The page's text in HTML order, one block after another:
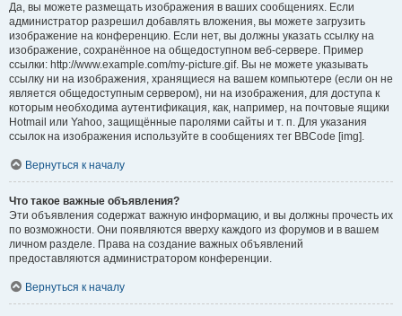
Да, вы можете размещать изображения в ваших сообщениях. Если
администратор разрешил добавлять вложения, вы можете загрузить
изображение на конференцию. Если нет, вы должны указать ссылку на
изображение, сохранённое на общедоступном веб-сервере. Пример
ссылки: http://www.example.com/my-picture.gif. Вы не можете указывать
ссылку ни на изображения, хранящиеся на вашем компьютере (если он не
является общедоступным сервером), ни на изображения, для доступа к
которым необходима аутентификация, как, например, на почтовые ящики
Hotmail или Yahoo, защищённые паролями сайты и т. п. Для указания
ссылок на изображения используйте в сообщениях тег BBCode [img].
Вернуться к началу
Что такое важные объявления?
Эти объявления содержат важную информацию, и вы должны прочесть их
по возможности. Они появляются вверху каждого из форумов и в вашем
личном разделе. Права на создание важных объявлений
предоставляются администратором конференции.
Вернуться к началу